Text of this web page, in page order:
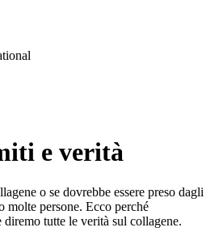
e verità
o se dovrebbe essere preso dagli
molte persone. Ecco perché
tutte le verità sul collagene.